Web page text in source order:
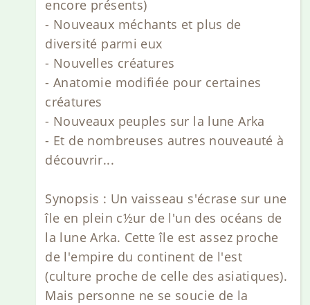
encore présents)
- Nouveaux méchants et plus de
diversité parmi eux
- Nouvelles créatures
- Anatomie modifiée pour certaines
créatures
- Nouveaux peuples sur la lune Arka
- Et de nombreuses autres nouveauté à
découvrir...
Synopsis : Un vaisseau s'écrase sur une
île en plein c½ur de l'un des océans de
la lune Arka. Cette île est assez proche
de l'empire du continent de l'est
(culture proche de celle des asiatiques).
Mais personne ne se soucie de la